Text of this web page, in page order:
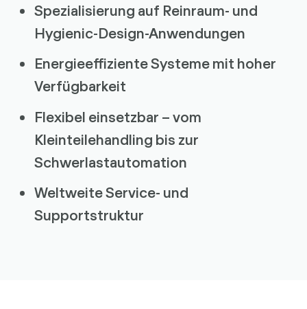
Spezialisierung auf Reinraum- und
Hygienic-Design-Anwendungen
Energieeffiziente Systeme mit hoher
Verfügbarkeit
Flexibel einsetzbar – vom
Kleinteilehandling bis zur
Schwerlastautomation
Weltweite Service- und
Supportstruktur